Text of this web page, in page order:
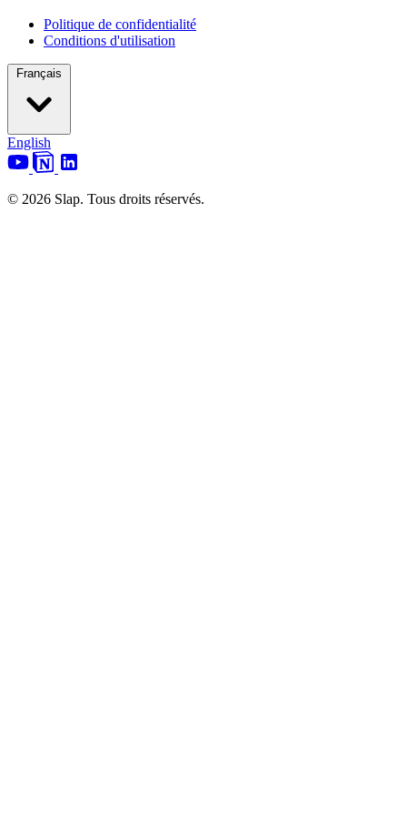
Politique de confidentialité
Conditions d'utilisation
Français
English
© 2026 Slap. Tous droits réservés.